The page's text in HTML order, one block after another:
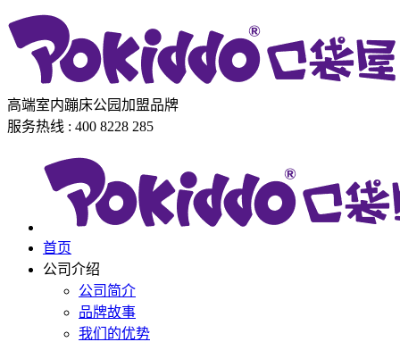
高端室内蹦床公园加盟品牌
服务热线 : 400 8228 285
首页
公司介绍
公司简介
品牌故事
我们的优势